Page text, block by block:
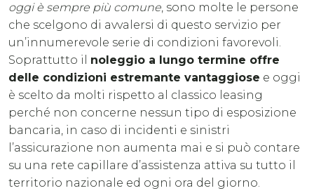
oggi è sempre più comune, sono molte le persone
che scelgono di avvalersi di questo servizio per
un’innumerevole serie di condizioni favorevoli.
Soprattutto il noleggio a lungo termine offre
delle condizioni estremante vantaggiose e oggi
è scelto da molti rispetto al classico leasing
perché non concerne nessun tipo di esposizione
bancaria, in caso di incidenti e sinistri
l’assicurazione non aumenta mai e si può contare
su una rete capillare d’assistenza attiva su tutto il
territorio nazionale ed ogni ora del giorno.